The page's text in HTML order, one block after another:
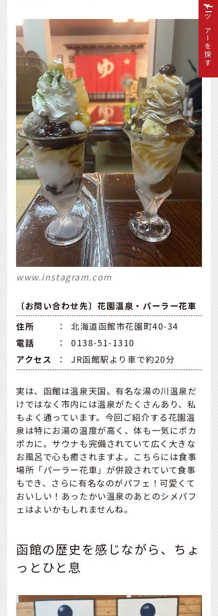
www.instagram.com
〔お問い合わせ先〕花園温泉・パーラー花車
住所
：
北海道函館市花園町40-34
電話
：
0138-51-1310
アクセス
： JR函館駅より車で約20分
実は、函館は温泉天国。有名な湯の川温泉だ
けではなく市内には温泉がたくさんあり、私
もよく通っています。今回ご紹介する花園温
泉は特にお湯の温度が高く、体も一気にポカ
ポカに。サウナも完備されていて広く大きな
お風呂で心も癒されますよ。こちらには食事
場所「パーラー花車」が併設されていて食事
もでき、さらに有名なのがパフェ！可愛くて
おいしい！あったかい温泉のあとのシメパフ
ェはよいかもしれませんね。
函館の歴史を感じながら、ちょ
っとひと息
ツアーを探す